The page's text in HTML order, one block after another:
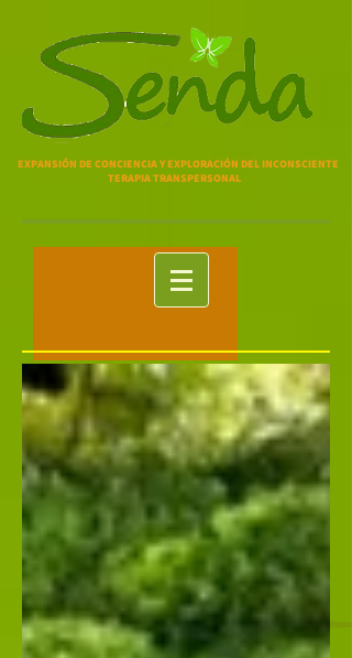
EXPANSIÓN DE CONCIENCIA Y EXPLORACIÓN DEL INCONSCIENTE
TERAPIA TRANSPERSONAL